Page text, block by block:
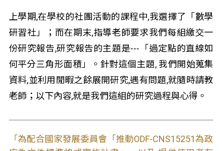
上學期,在學校的社團活動的課程中,我選擇了「數學
研習社」；而在期末,指導老師要求我們每組繳交一
份研究報告,研究報告的主題是---「過定點的直線如
何平分三角形面積」。針對這個主題, 我們開始蒐集
資料,並利用閒暇之餘展開研究,遇有問題,就隨時請教
老師；以下內容,就是我們這組的研究過程與心得。
「為配合國家發展委員會「推動ODF-CNS15251為政